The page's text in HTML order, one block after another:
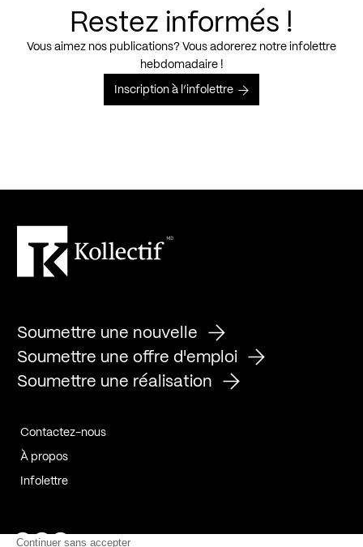
Restez informés !
Vous aimez nos publications? Vous adorerez notre infolettre
hebdomadaire !
Inscription à l’infolettre
Soumettre une nouvelle
Soumettre une offre d'emploi
Soumettre une réalisation
Contactez-nous
À propos
Infolettre
Page Facebook de Kollectif
Page Instagram de Kollectif
Page Linkedin de Kollectif